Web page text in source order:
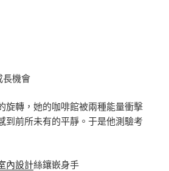
長機會
旋轉，她的咖啡館被兩種能量衝擊
到前所未有的平靜。于是他測驗考
內設計絲鑲嵌身手